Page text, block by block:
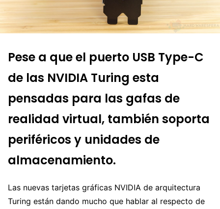
Pese a que el puerto USB Type-C
de las NVIDIA Turing esta
pensadas para las gafas de
realidad virtual, también soporta
periféricos y unidades de
almacenamiento.
Las nuevas tarjetas gráficas NVIDIA de arquitectura
Turing están dando mucho que hablar al respecto de